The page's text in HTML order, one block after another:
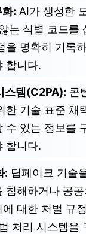
화: AI가 생성한
는 식별 코드를
을 명확히 기록
합니다.
스템(C2PA): 콘
한 기술 표준 채
수 있는 정보를
합니다.
: 딥페이크 기술
침해하거나 공
대한 처벌 규
처리 시스템을